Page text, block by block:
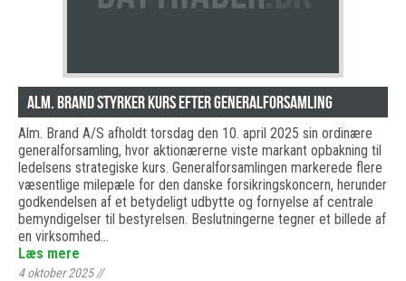
Alm. Brand styrker kurs efter generalforsamling
Alm. Brand A/S afholdt torsdag den 10. april 2025 sin ordinære
generalforsamling, hvor aktionærerne viste markant opbakning til
ledelsens strategiske kurs. Generalforsamlingen markerede flere
væsentlige milepæle for den danske forsikringskoncern, herunder
godkendelsen af et betydeligt udbytte og fornyelse af centrale
bemyndigelser til bestyrelsen. Beslutningerne tegner et billede af
en virksomhed…
Læs mere
4 oktober 2025//